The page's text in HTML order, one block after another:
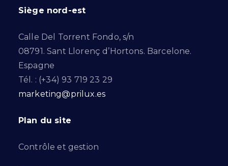
Siège nord-est
Calle Del Torrent Fondo, s/n
08791. Sant Llorenç d’Hortons. Barcelone.
Espagne
Tél. : (+34) 93 719 23 29
marketing@prilux.es
Plan du site
Contrôle et gestion